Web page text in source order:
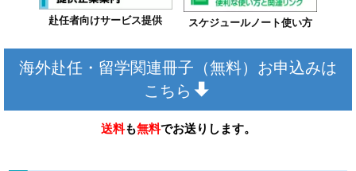
赴任者向けサービス提供 スケジュールノート使い方
海外赴任・留学関連冊子（無料）お申込みは
こちら
送料も無料でお送りします。